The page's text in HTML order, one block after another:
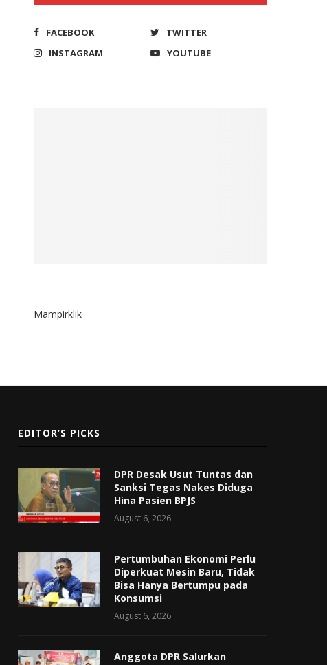
FACEBOOK
TWITTER
INSTAGRAM
YOUTUBE
Mampirklik
EDITOR’S PICKS
DPR Desak Usut Tuntas dan
Sanksi Tegas Nakes Diduga
Hina Pasien BPJS
August 6, 2026
Pertumbuhan Ekonomi Perlu
Diperkuat Mesin Baru, Tidak
Bisa Hanya Bertumpu pada
Konsumsi
August 6, 2026
Anggota DPR Salurkan